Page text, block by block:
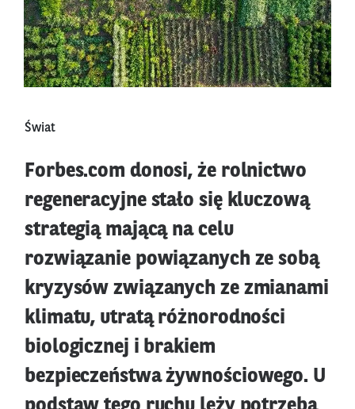
Świat
Forbes.com donosi, że rolnictwo
regeneracyjne stało się kluczową
strategią mającą na celu
rozwiązanie powiązanych ze sobą
kryzysów związanych ze zmianami
klimatu, utratą różnorodności
biologicznej i brakiem
bezpieczeństwa żywnościowego. U